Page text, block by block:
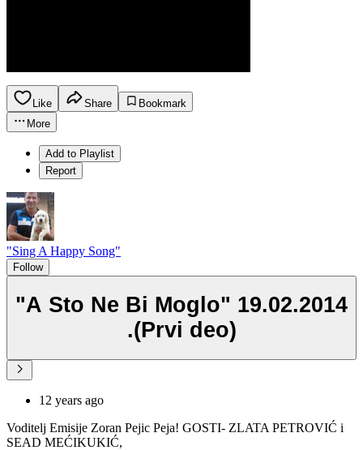
Like Share
Bookmark
More
Add to Playlist
Report
"Sing A Happy Song"
Follow
"A Sto Ne Bi Moglo" 19.02.2014
.(Prvi deo)
12 years ago
Voditelj Emisije Zoran Pejic Peja! GOSTI- ZLATA PETROVIĆ i
SEAD MEĆIKUKIĆ,